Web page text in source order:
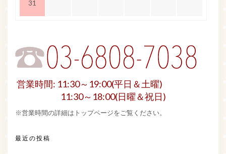
31
営業時間: 11:30～19:00(平日＆土曜)
11:30～18:00(日曜＆祝日)
※営業時間の詳細はトップページをご覧ください。
最近の投稿